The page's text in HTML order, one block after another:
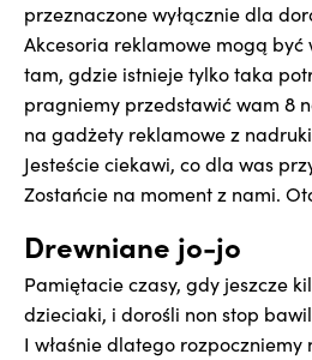
przeznaczone wyłącznie dla
Akcesoria reklamowe mogą być
tam, gdzie istnieje tylko taka
pragniemy przedstawić wam 8
na gadżety reklamowe z
Jesteście ciekawi, co dla was
Zostańcie na moment z nami.
Drewniane jo-jo
Pamiętacie czasy, gdy jeszcze
dzieciaki, i dorośli non stop
I właśnie dlatego rozpoczniemy